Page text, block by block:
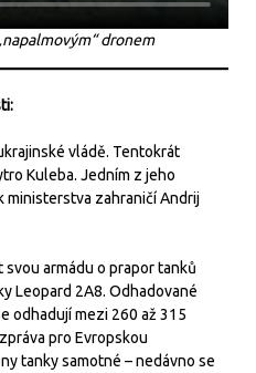
dronem
vládě. Tentokrát
Kuleba. Jedním z jeho
ministerstva zahraničí Andrij
svou armádu o prapor tanků
Leopard 2A8. Odhadované
odhadují mezi 260 až 315
pro Evropskou
tanky samotné – nedávno se